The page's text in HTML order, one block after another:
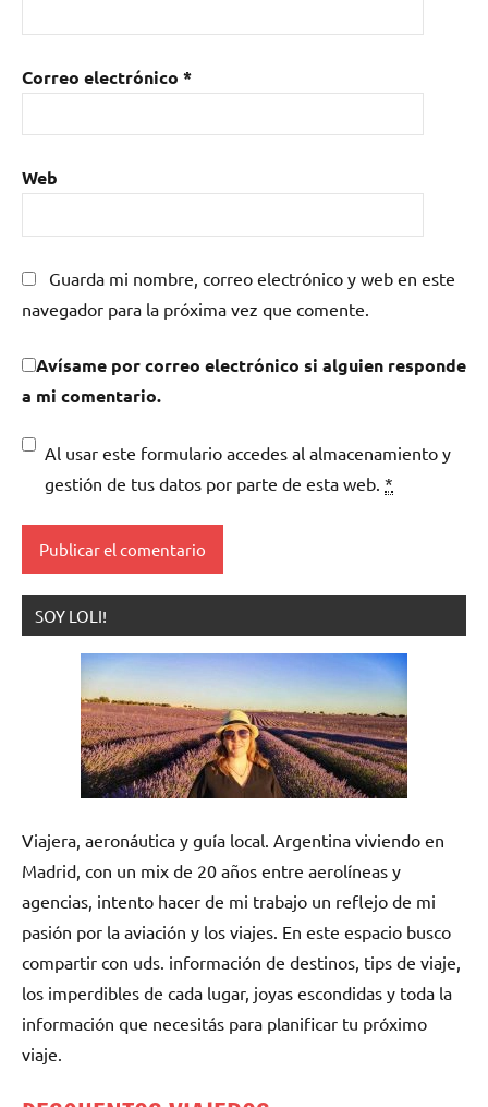
Correo electrónico *
Web
Guarda mi nombre, correo electrónico y web en este
navegador para la próxima vez que comente.
Avísame por correo electrónico si alguien responde
a mi comentario.
Al usar este formulario accedes al almacenamiento y
gestión de tus datos por parte de esta web. *
SOY LOLI!
Viajera, aeronáutica y guía local. Argentina viviendo en
Madrid, con un mix de 20 años entre aerolíneas y
agencias, intento hacer de mi trabajo un reflejo de mi
pasión por la aviación y los viajes. En este espacio busco
compartir con uds. información de destinos, tips de viaje,
los imperdibles de cada lugar, joyas escondidas y toda la
información que necesitás para planificar tu próximo
viaje.